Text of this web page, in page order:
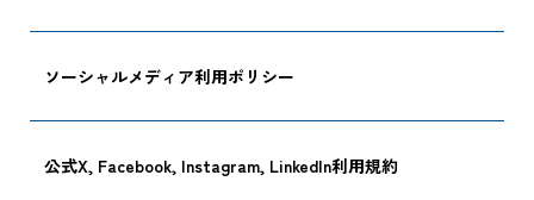
ソーシャルメディア利用ポリシー
公式X, Facebook, Instagram, LinkedIn利用規約